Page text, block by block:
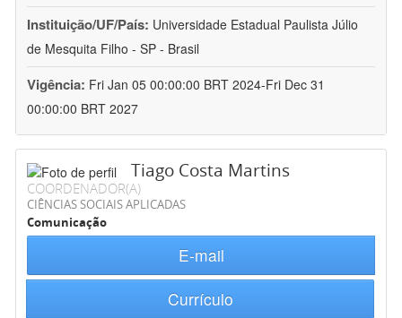
Instituição/UF/País: Universidade Estadual Paulista Júlio
de Mesquita Filho - SP - Brasil
Vigência: Fri Jan 05 00:00:00 BRT 2024-Fri Dec 31
00:00:00 BRT 2027
Tiago Costa Martins
COORDENADOR(A)
CIÊNCIAS SOCIAIS APLICADAS
Comunicação
E-mail
Currículo